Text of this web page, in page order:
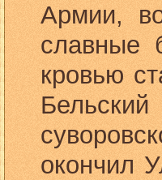
Армии,
славные
кровью
окончил